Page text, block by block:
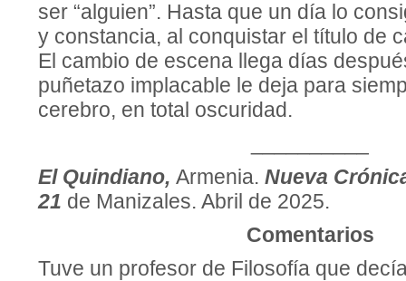
ser “alguien”. Hasta que un día lo
y constancia, al conquistar el título de
El cambio de escena llega días
puñetazo implacable le deja para
cerebro, en total oscuridad.
El Quindiano, Armenia. Nueva
21 de Manizales. Abril de 2025.
Comentarios
Tuve un profesor de Filosofía que